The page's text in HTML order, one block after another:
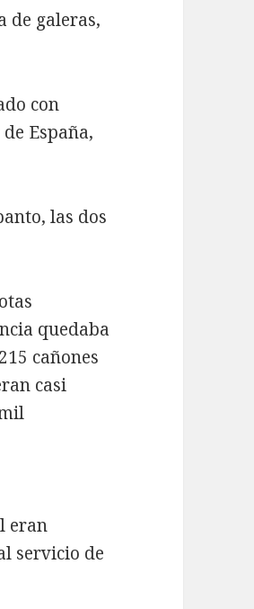
de galeras,
con
España,
las dos
quedaba
cañones
casi
eran
servicio de